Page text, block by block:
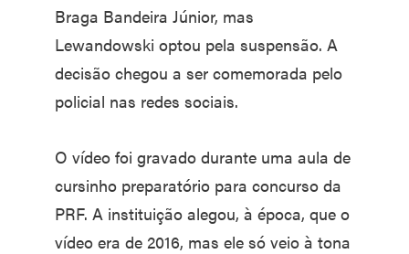
Braga Bandeira Júnior, mas
Lewandowski optou pela suspensão. A
decisão chegou a ser comemorada pelo
policial nas redes sociais.
O vídeo foi gravado durante uma aula de
cursinho preparatório para concurso da
PRF. A instituição alegou, à época, que o
vídeo era de 2016, mas ele só veio à tona